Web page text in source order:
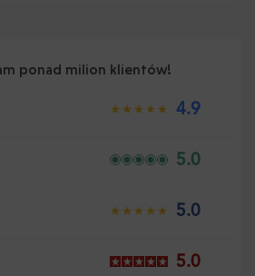
ponad milion klientów!
4.9
5.0
5.0
5.0